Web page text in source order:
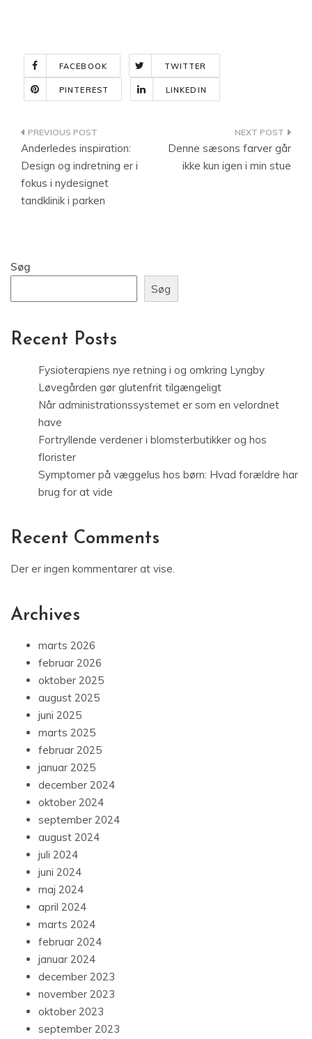
FACEBOOK TWITTER
PINTEREST LINKEDIN
Indlægsnavigation
Anderledes inspiration:
Design og indretning er i
fokus i nydesignet
tandklinik i parken
Denne sæsons farver går
ikke kun igen i min stue
Søg
Søg
Recent Posts
Fysioterapiens nye retning i og omkring Lyngby
Løvegården gør glutenfrit tilgængeligt
Når administrationssystemet er som en velordnet
have
Fortryllende verdener i blomsterbutikker og hos
florister
Symptomer på væggelus hos børn: Hvad forældre har
brug for at vide
Recent Comments
Der er ingen kommentarer at vise.
Archives
marts 2026
februar 2026
oktober 2025
august 2025
juni 2025
marts 2025
februar 2025
januar 2025
december 2024
oktober 2024
september 2024
august 2024
juli 2024
juni 2024
maj 2024
april 2024
marts 2024
februar 2024
januar 2024
december 2023
november 2023
oktober 2023
september 2023